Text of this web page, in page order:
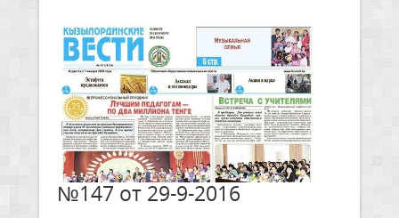
№147 от 29-9-2016